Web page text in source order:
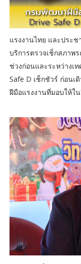
แรงงานไทย และประ
บริการตรวจเช็กสภาพ
ช่วงก่อนและระหว่างเ
Safe D เช็กชัวร์ ก่อน
ฝีมือแรงงานที่มอบให้ใ